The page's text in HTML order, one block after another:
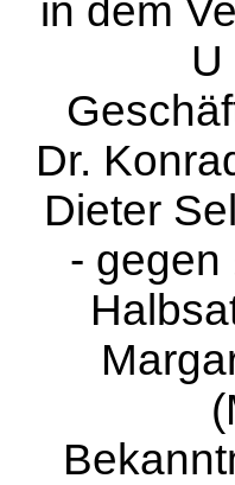
in dem
U
Dr.
Dieter
- gegen